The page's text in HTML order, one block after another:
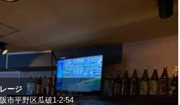
市東成区中道3-10-14